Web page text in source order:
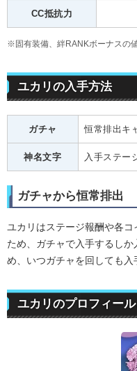
CC抵抗力
※固有装備、絆RANKボーナスの値
ユカリの入手方法
ガチャ 恒常排出キ
神名文字 入手ステー
ガチャから恒常排出
ユカリはステージ報酬や各
ため、ガチャで入手するし
め、いつガチャを回しても入
ユカリのプロフィー